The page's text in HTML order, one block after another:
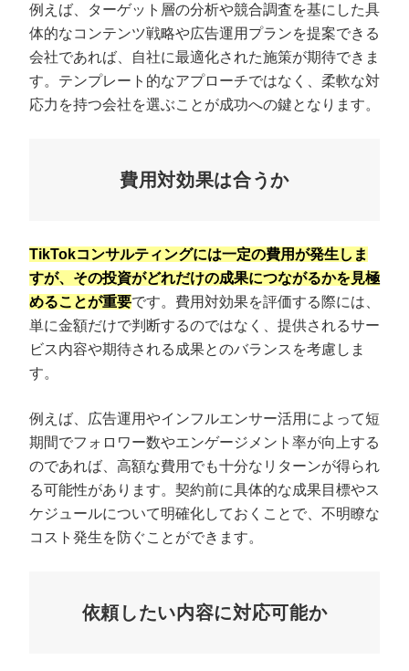
例えば、ターゲット層の分析や競合調査を基にした具
体的なコンテンツ戦略や広告運用プランを提案できる
会社であれば、自社に最適化された施策が期待できま
す。テンプレート的なアプローチではなく、柔軟な対
応力を持つ会社を選ぶことが成功への鍵となります。
費用対効果は合うか
TikTokコンサルティングには一定の費用が発生しま
すが、その投資がどれだけの成果につながるかを見極
めることが重要です。費用対効果を評価する際には、
単に金額だけで判断するのではなく、提供されるサー
ビス内容や期待される成果とのバランスを考慮しま
す。
例えば、広告運用やインフルエンサー活用によって短
期間でフォロワー数やエンゲージメント率が向上する
のであれば、高額な費用でも十分なリターンが得られ
る可能性があります。契約前に具体的な成果目標やス
ケジュールについて明確化しておくことで、不明瞭な
コスト発生を防ぐことができます。
依頼したい内容に対応可能か